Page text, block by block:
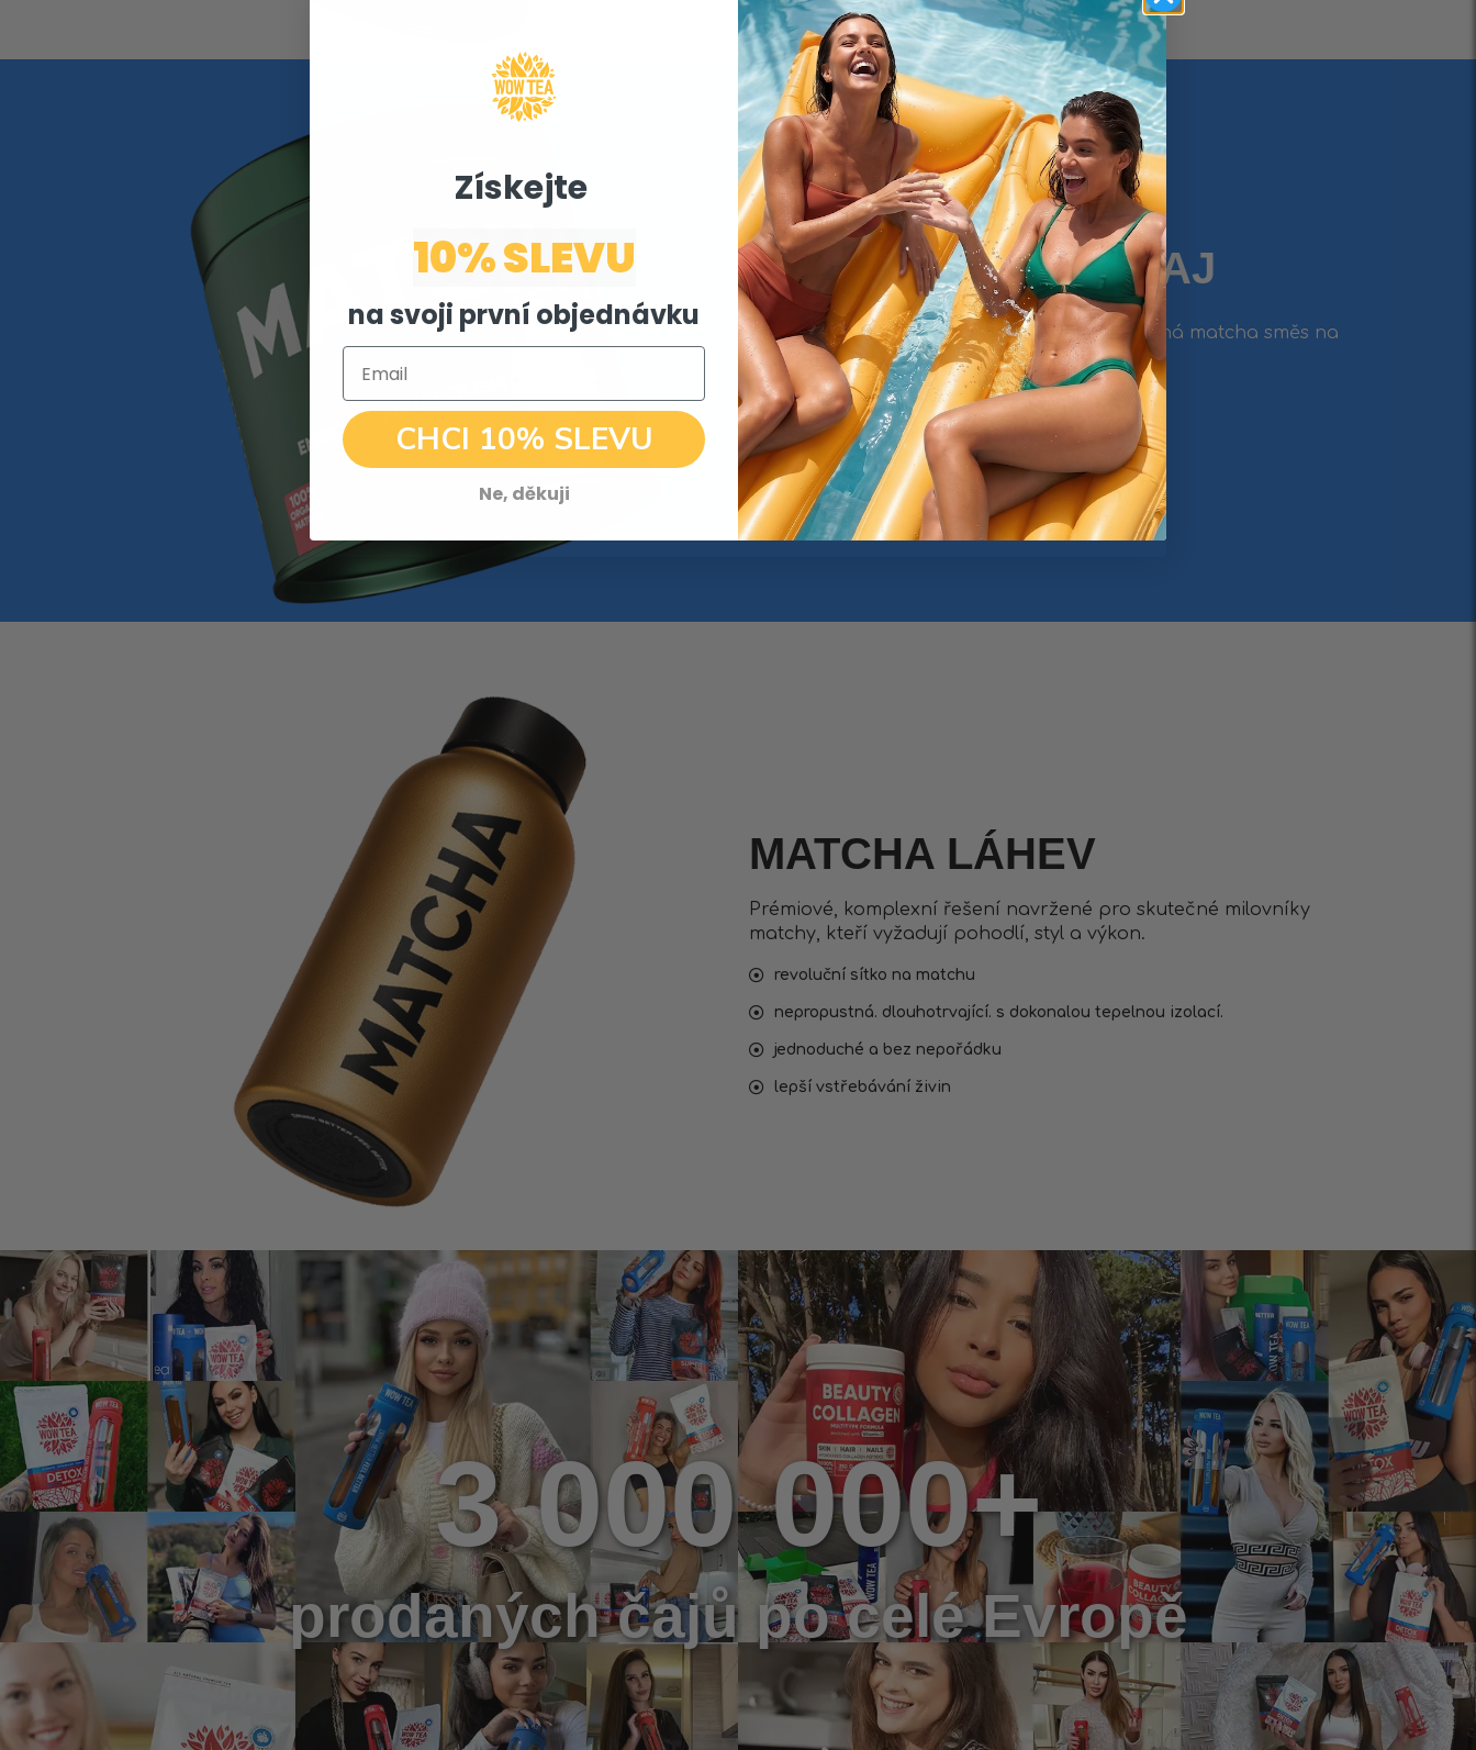
BERRY
MATCHA SLIMFIT ČAJ
100% přírodní a snadno připravitelná jedinečná matcha směs na
hubnutí.
bohatá na antioxidanty
vyvážené zvýšení energie
směs pro intenzivní hubnutí
zdraví srdce + lepší kognitivní funkce
MATCHA LÁHEV
Prémiové, komplexní řešení navržené pro skutečné milovníky
matchy, kteří vyžadují pohodlí, styl a výkon.
revoluční sítko na matchu
nepropustná. dlouhotrvající. s dokonalou tepelnou izolací.
jednoduché a bez nepořádku
lepší vstřebávání živin
3 000 000+
prodaných čajů po celé Evropě
Získejte ​
10% SLEVU
na svoji první objednávku
Email
CHCI 10% SLEVU
Ne, děkuji